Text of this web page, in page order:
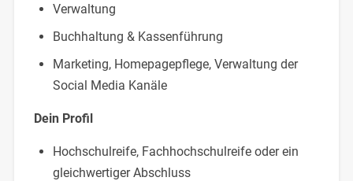
Verwaltung
Buchhaltung & Kassenführung
Marketing, Homepagepflege, Verwaltung der
Social Media Kanäle
Dein Profil
Hochschulreife, Fachhochschulreife oder ein
gleichwertiger Abschluss